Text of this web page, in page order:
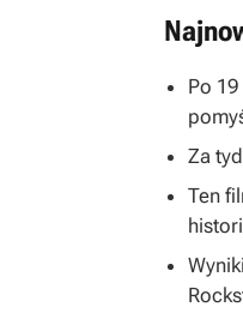
Po
Za
Ten